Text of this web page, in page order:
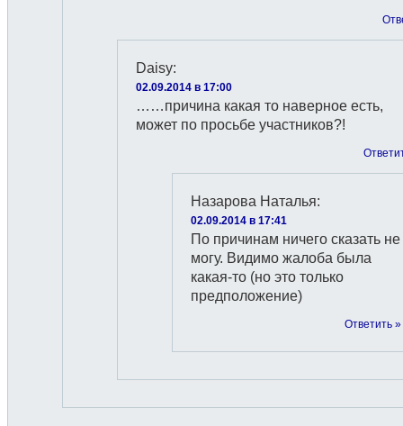
Daisy:
02.09.2014 в 17:00
……причина какая то наверное есть,
может по просьбе участников?!
Назарова Наталья:
02.09.2014 в 17:41
По причинам ничего сказать не
могу. Видимо жалоба была
какая-то (но это только
предположение)
Ответить »